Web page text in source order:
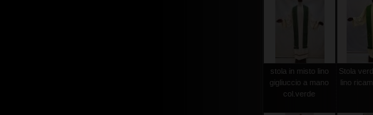
stola in misto lino
gigliuccio a mano
col.verde
Stola
lino